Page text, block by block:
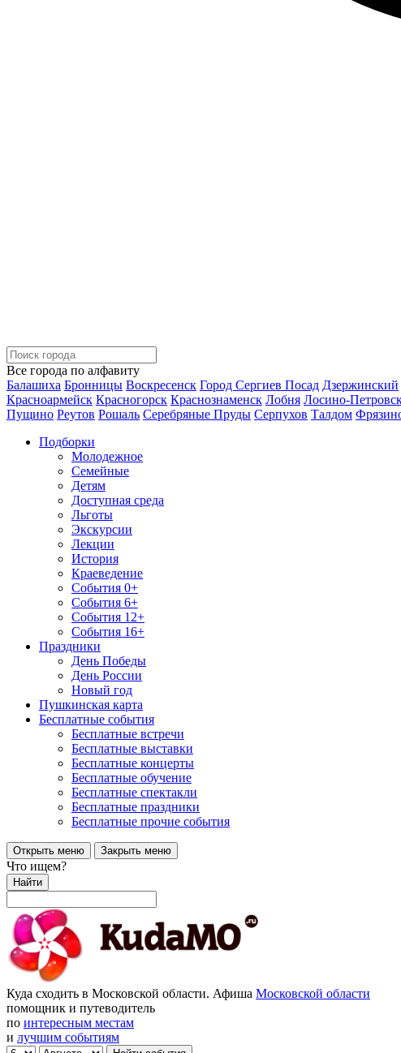
Все города по алфавиту
Балашиха Бронницы Воскресенск Город Сергиев Посад Дзержинский
Красноармейск Красногорск Краснознаменск Лобня Лосино-
Пущино Реутов Рошаль Серебряные Пруды Серпухов Талдом
Подборки
Молодежное
Семейные
Детям
Доступная среда
Льготы
Экскурсии
Лекции
История
Краеведение
События 0+
События 6+
События 12+
События 16+
Праздники
День Победы
День России
Новый год
Пушкинская карта
Бесплатные события
Бесплатные встречи
Бесплатные выставки
Бесплатные концерты
Бесплатные обучение
Бесплатные спектакли
Бесплатные праздники
Бесплатные прочие события
Открыть меню Закрыть меню
Что ищем?
Найти
Куда сходить в Московской области. Афиша Московской области
помощник и путеводитель
по интересным местам
и лучшим событиям